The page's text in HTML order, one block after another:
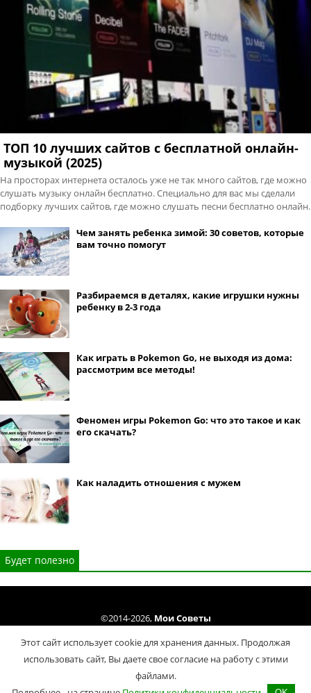
ТОП 10 лучших сайтов с бесплатной онлайн-
музыкой (2025)
На просторах интернета осталось уже не так много сайтов, где можно
слушать музыку онлайн бесплатно. Специально для вас мы сделали
подборку лучших сайтов, где можно слушать песни бесплатно онлайн.
Чем занять ребенка зимой: 30 советов, которые
вам точно помогут
Разбираемся в деталях, какие игрушки нужны
ребенку в 2-3 года
Как играть в Pokemon Go, не выходя из дома:
рассмотрим все методы!
Феномен игры Pokemon Go: что это такое и как
его скачать?
Как наладить отношения с мужем
Будет полезно
©2014-2026, Мои Советы
Условий использования .
Политика конфиденциальности
Этот сайт использует cookie для хранения данных. Продолжая
использовать сайт, Вы даете свое согласие на работу с этими
файлами.